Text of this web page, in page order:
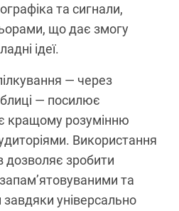
та сигнали,
що дає змогу
ідеї.
— через
— посилює
кращому розумінню
Використання
дозволяє зробити
та
завдяки універсально